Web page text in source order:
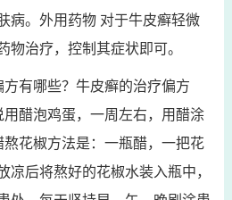
病。外用药物 对于牛皮癣轻微
物治疗，控制其症状即可。
有哪些？牛皮癣的治疗偏方
用醋泡鸡蛋，一周左右，用醋涂
花椒方法是：一瓶醋，一把花
凉后将熬好的花椒水装入瓶中，